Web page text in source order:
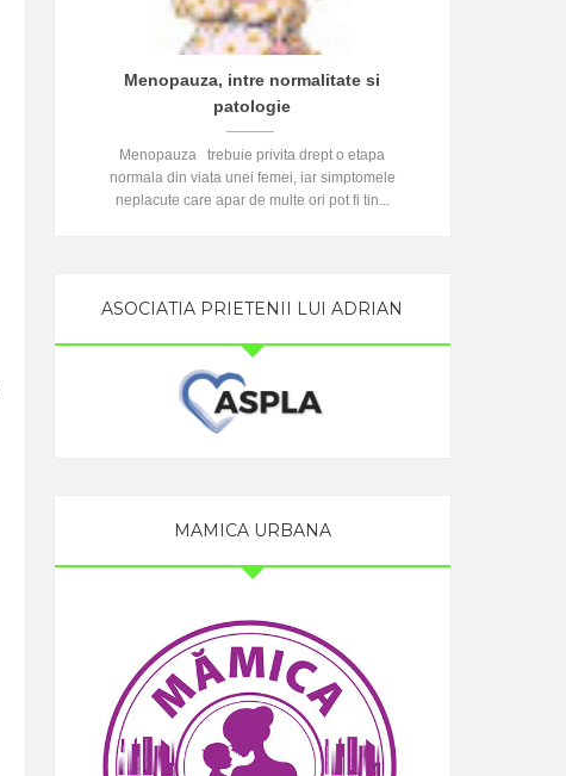
Menopauza, intre normalitate si
patologie
Menopauza trebuie privita drept o etapa
normala din viata unei femei, iar simptomele
neplacute care apar de multe ori pot fi tin...
ASOCIATIA PRIETENII LUI ADRIAN
MAMICA URBANA